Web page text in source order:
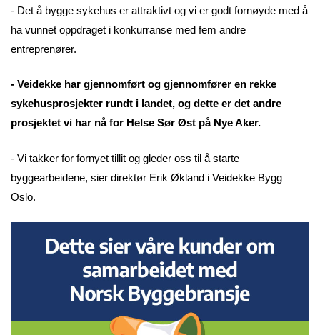
- Det å bygge sykehus er attraktivt og vi er godt fornøyde med å
ha vunnet oppdraget i konkurranse med fem andre
entreprenører.
- Veidekke har gjennomført og gjennomfører en rekke
sykehusprosjekter rundt i landet, og dette er det andre
prosjektet vi har nå for Helse Sør Øst på Nye Aker.
- Vi takker for fornyet tillit og gleder oss til å starte
byggearbeidene, sier direktør Erik Økland i Veidekke Bygg
Oslo.